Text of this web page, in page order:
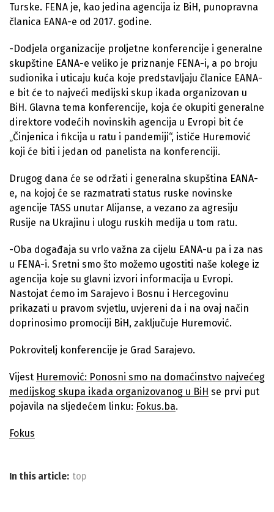
Turske. FENA je, kao jedina agencija iz BiH, punopravna
članica EANA-e od 2017. godine.
-Dodjela organizacije proljetne konferencije i generalne
skupštine EANA-e veliko je priznanje FENA-i, a po broju
sudionika i uticaju kuća koje predstavljaju članice EANA-
e bit će to najveći medijski skup ikada organizovan u
BiH. Glavna tema konferencije, koja će okupiti generalne
direktore vodećih novinskih agencija u Evropi bit će
„Činjenica i fikcija u ratu i pandemiji“, ističe Huremović
koji će biti i jedan od panelista na konferenciji.
Drugog dana će se održati i generalna skupština EANA-
e, na kojoj će se razmatrati status ruske novinske
agencije TASS unutar Alijanse, a vezano za agresiju
Rusije na Ukrajinu i ulogu ruskih medija u tom ratu.
-Oba događaja su vrlo važna za cijelu EANA-u pa i za nas
u FENA-i. Sretni smo što možemo ugostiti naše kolege iz
agencija koje su glavni izvori informacija u Evropi.
Nastojat ćemo im Sarajevo i Bosnu i Hercegovinu
prikazati u pravom svjetlu, uvjereni da i na ovaj način
doprinosimo promociji BiH, zaključuje Huremović.
Pokrovitelj konferencije je Grad Sarajevo.
Vijest Huremović: Ponosni smo na domaćinstvo najvećeg
medijskog skupa ikada organizovanog u BiH se prvi put
pojavila na sljedećem linku: Fokus.ba.
Fokus
In this article: top